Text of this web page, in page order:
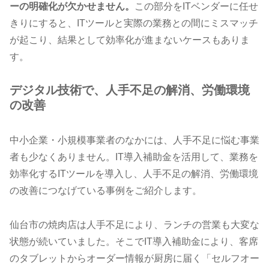
ーの明確化が欠かせません。
この部分をITベンダーに任せ
きりにすると、ITツールと実際の業務との間にミスマッチ
が起こり、結果として効率化が進まないケースもありま
す。
デジタル技術で、人手不足の解消、労働環境
の改善
中小企業・小規模事業者のなかには、人手不足に悩む事業
者も少なくありません。IT導入補助金を活用して、業務を
効率化するITツールを導入し、人手不足の解消、労働環境
の改善につなげている事例をご紹介します。
仙台市の焼肉店は人手不足により、ランチの営業も大変な
状態が続いていました。そこでIT導入補助金により、客席
のタブレットからオーダー情報が厨房に届く「セルフオー